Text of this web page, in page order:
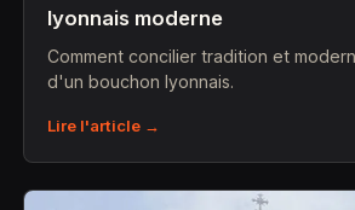
lyonnais moderne
Comment concilier tradition et
d'un bouchon lyonnais.
Lire l'article →